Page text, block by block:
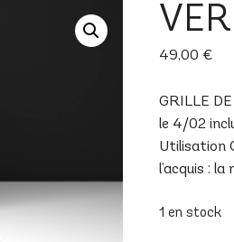
49,00 €
GRILLE
le 4/02
Utilisation
l’acquis :
1 en stock